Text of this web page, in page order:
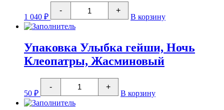
1 040 ₽
-
Количество
товара
Чайник
"Цветы"
ситом
керамич.
200мл
+
В корзину
Упаковка Улыбка гейши, Ночь
Клеопатры, Жасминовый
50 ₽
-
Количество
товара
Упаковка
Улыбка
+
В корзину